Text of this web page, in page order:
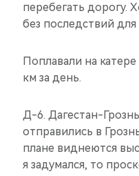
перебегать дорогу.
без последствий для
Поплавали на
км за день.
Д-6. Дагестан-
отправились в
плане виднеются
я задумался, то